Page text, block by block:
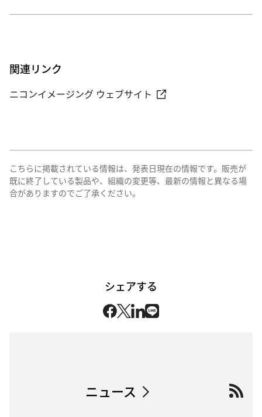
関連リンク
ニコンイメージング ウェブサイト
こちらに掲載されている情報は、発表日現在の情報です。販売が
既に終了している製品や、組織の変更等、最新の情報と異なる場
合がありますのでご了承ください。
シェアする
ニュース